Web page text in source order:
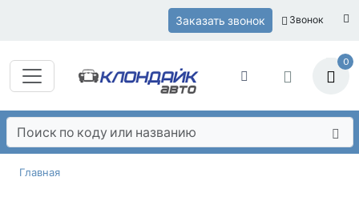
Заказать звонок Звонок
0
Главная